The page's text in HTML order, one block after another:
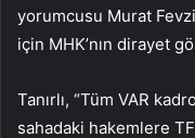
yorumcusu Murat
için MHK’nın dirayet
Tanırlı, “Tüm VAR
sahadaki hakemlere